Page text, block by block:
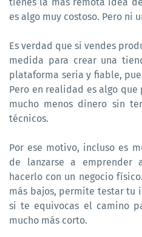
tienes la más remota idea
es algo muy costoso. Pero ni
Es verdad que si vendes
medida para crear una
plataforma seria y fiable,
Pero en realidad es algo
mucho menos dinero sin
técnicos.
Por ese motivo, incluso es
de lanzarse a emprender
hacerlo con un negocio
más bajos, permite testar tu
si te equivocas el camino
mucho más corto.